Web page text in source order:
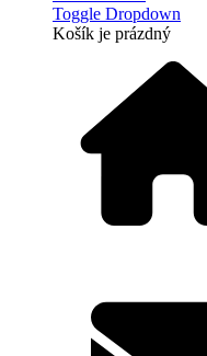
Toggle Dropdown
Košík je prázdný